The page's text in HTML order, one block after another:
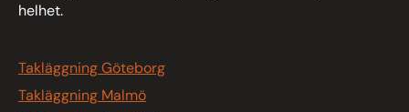
helhet.
Takläggning Göteborg
Takläggning Malmö